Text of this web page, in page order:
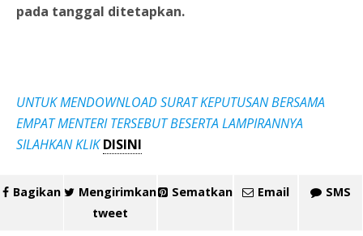
pada tanggal ditetapkan.
UNTUK MENDOWNLOAD SURAT KEPUTUSAN BERSAMA
EMPAT MENTERI TERSEBUT BESERTA LAMPIRANNYA
SILAHKAN KLIK DISINI
Bagikan
Mengirimkan
tweet
Sematkan Email SMS